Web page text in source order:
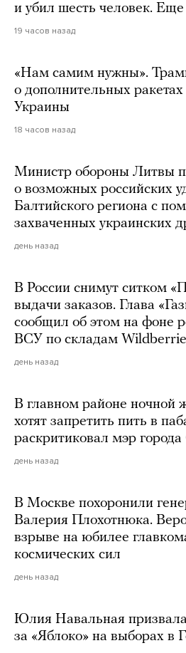
и убил шесть человек.
19 часов назад
«Нам самим нужны».
о дополнительных
Украины
18 часов назад
Министр обороны Литвы
о возможных российских
Балтийского региона с
захваченных украинских
день назад
В России снимут ситком
выдачи заказов. Глава
сообщил об этом на фоне
ВСУ по складам
день назад
В главном районе ночной
хотят запретить пить в
раскритиковал мэр
день назад
В Москве похоронили
Валерия Плохотнюка.
взрыве на юбилее
космических сил
день назад
Юлия Навальная призвала
за «Яблоко» на выборах в